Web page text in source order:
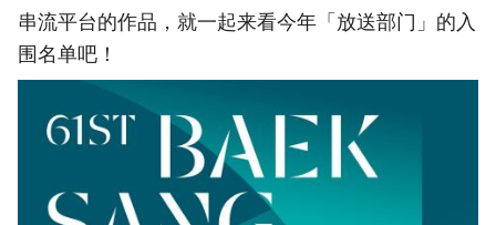
串流平台的作品，就一起来看今年「放送部门」的入
围名单吧！